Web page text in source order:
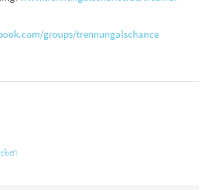
groups/trennungalschance